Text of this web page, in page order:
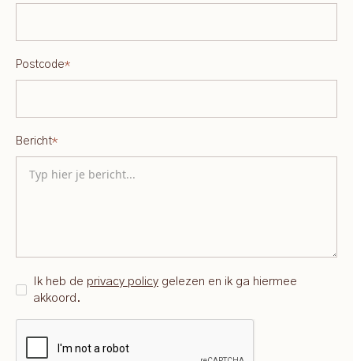
Postcode*
Bericht*
Ik heb de privacy policy gelezen en ik ga hiermee
akkoord.